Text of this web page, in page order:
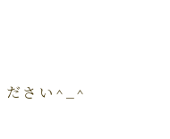
ださい^_^